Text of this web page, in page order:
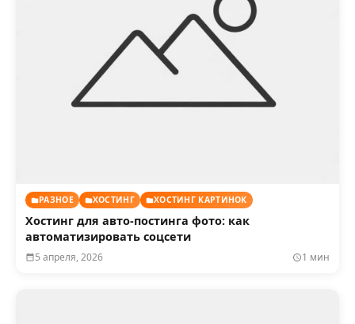
РАЗНОЕ ХОСТИНГ ХОСТИНГ КАРТИНОК
Хостинг для авто-постинга фото: как
автоматизировать соцсети
5 апреля, 2026 1 мин